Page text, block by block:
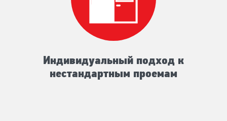
Индивидуальный подход к
нестандартным проемам